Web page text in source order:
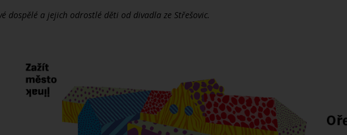
dospělé a jejich odrostlé děti od divadla ze Střešovic.